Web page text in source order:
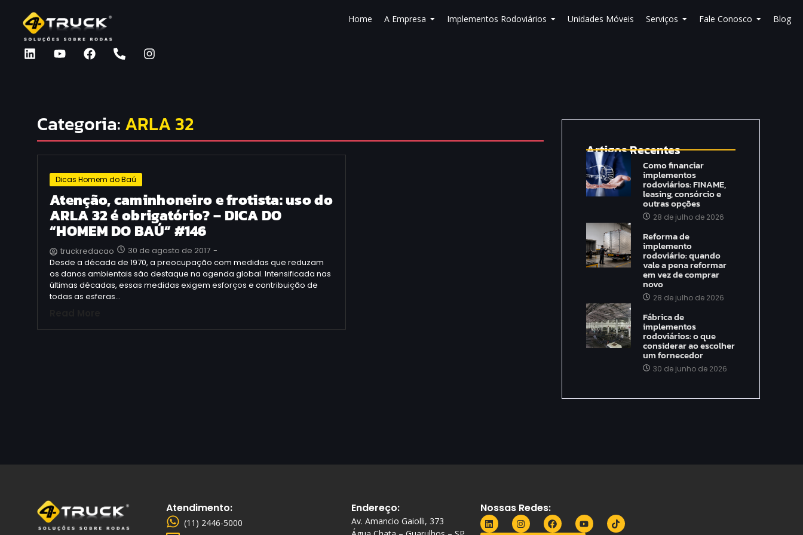
Home A Empresa Implementos Rodoviários Unidades Móveis Serviços Fale Conosco Blog
Categoria: ARLA 32
Dicas Homem do Baú
Atenção, caminhoneiro e frotista: uso do
ARLA 32 é obrigatório? – DICA DO
“HOMEM DO BAÚ” #146
truckredacao 30 de agosto de 2017 -
Desde a década de 1970, a preocupação com medidas que reduzam
os danos ambientais são destaque na agenda global. Intensificada nas
últimas décadas, essas medidas exigem esforços e contribuição de
todas as esferas…
Artigos Recentes
Como financiar
implementos
rodoviários: FINAME,
leasing, consórcio e
outras opções
28 de julho de 2026
Reforma de
implemento
rodoviário: quando
vale a pena reformar
em vez de comprar
novo
28 de julho de 2026
Fábrica de
implementos
rodoviários: o que
considerar ao escolher
um fornecedor
30 de junho de 2026
Atendimento:
(11) 2446-5000
Endereço:
Av. Amancio Gaiolli, 373
Nossas Redes: